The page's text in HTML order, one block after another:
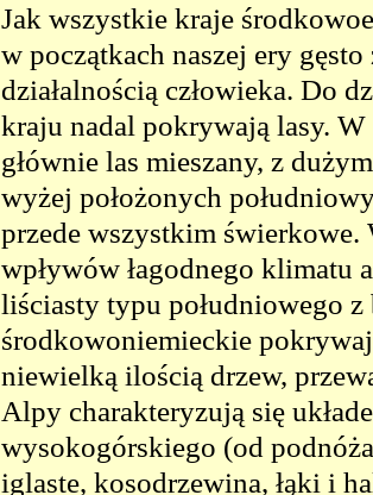
Jak wszystkie kraje
w początkach naszej ery
działalnością człowieka. Do
kraju nadal pokrywają lasy.
głównie las mieszany, z
wyżej położonych
przede wszystkim
wpływów łagodnego klimatu
liściasty typu południowego
środkowoniemieckie
niewielką ilością drzew,
Alpy charakteryzują się
wysokogórskiego (od
iglaste, kosodrzewina, łąki i